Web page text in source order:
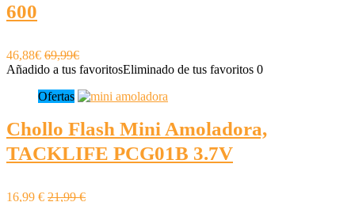
600
46,88€ 69,99€
Añadido a tus favoritosEliminado de tus favoritos 0
Ofertas
Chollo Flash Mini Amoladora,
TACKLIFE PCG01B 3.7V
16,99 € 21,99 €